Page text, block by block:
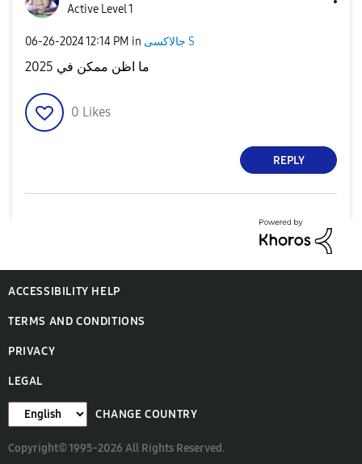
Active Level 1
‎06-26-202412:14 PM in جالاكسى S
ما اظن ممكن في 2025
0 Likes
REPLY
ACCESSIBILITY HELP
TERMS AND CONDITIONS
PRIVACY
LEGAL
CHANGE COUNTRY
Copyright© 1995-2026 All Rights Reserved.